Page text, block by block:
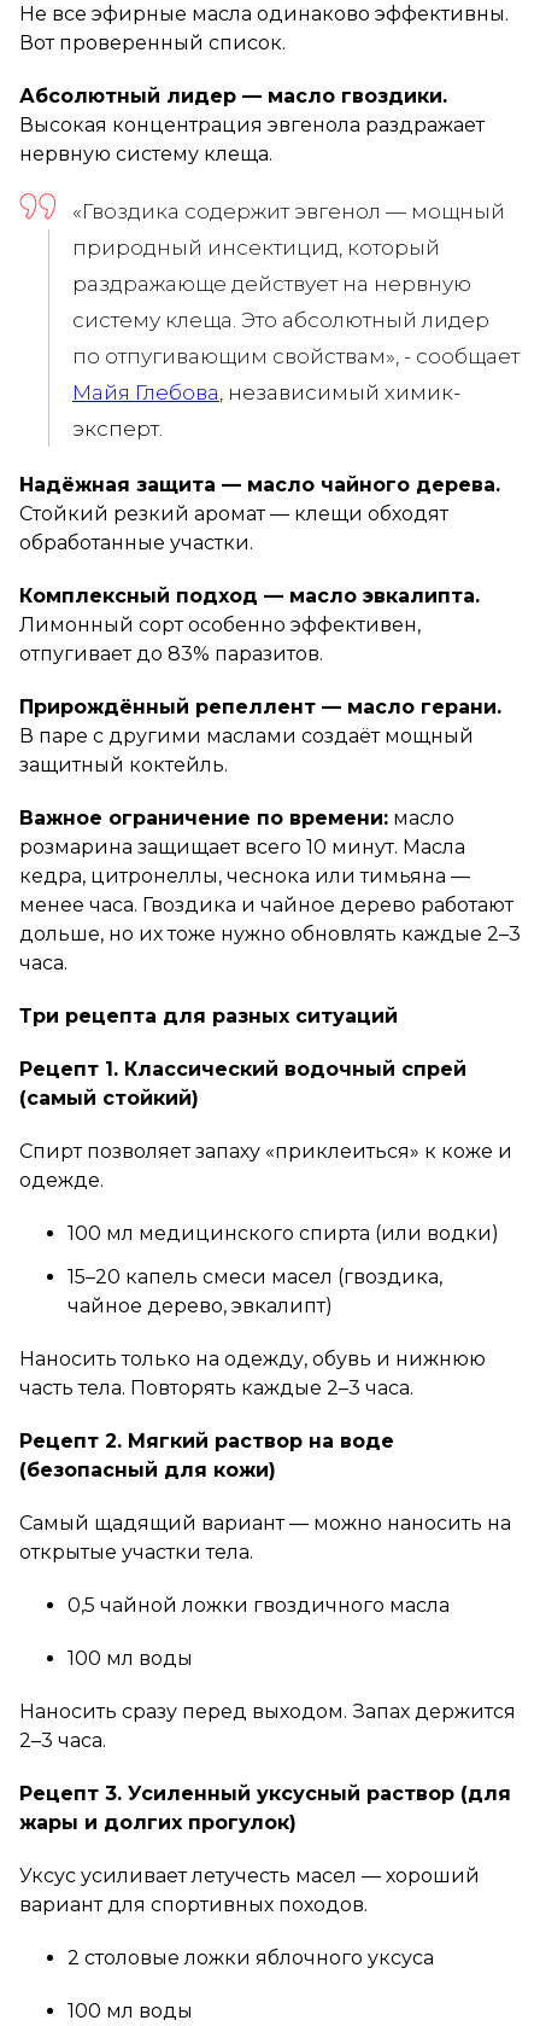
Не все эфирные масла одинаково эффективны.
Вот проверенный список.
Абсолютный лидер — масло гвоздики.
Высокая концентрация эвгенола раздражает
нервную систему клеща.
«Гвоздика содержит эвгенол — мощный
природный инсектицид, который
раздражающе действует на нервную
систему клеща. Это абсолютный лидер
по отпугивающим свойствам», - сообщает
Майя Глебова , независимый химик-
эксперт.
Надёжная защита — масло чайного дерева.
Стойкий резкий аромат — клещи обходят
обработанные участки.
Комплексный подход — масло эвкалипта.
Лимонный сорт особенно эффективен,
отпугивает до 83% паразитов.
Прирождённый репеллент — масло герани.
В паре с другими маслами создаёт мощный
защитный коктейль.
Важное ограничение по времени: масло
розмарина защищает всего 10 минут. Масла
кедра, цитронеллы, чеснока или тимьяна —
менее часа. Гвоздика и чайное дерево работают
дольше, но их тоже нужно обновлять каждые 2–3
часа.
Три рецепта для разных ситуаций
Рецепт 1. Классический водочный спрей
(самый стойкий)
Спирт позволяет запаху «приклеиться» к коже и
одежде.
100 мл медицинского спирта (или водки)
15–20 капель смеси масел (гвоздика,
чайное дерево, эвкалипт)
Наносить только на одежду, обувь и нижнюю
часть тела. Повторять каждые 2–3 часа.
Рецепт 2. Мягкий раствор на воде
(безопасный для кожи)
Самый щадящий вариант — можно наносить на
открытые участки тела.
0,5 чайной ложки гвоздичного масла
100 мл воды
Наносить сразу перед выходом. Запах держится
2–3 часа.
Рецепт 3. Усиленный уксусный раствор (для
жары и долгих прогулок)
Уксус усиливает летучесть масел — хороший
вариант для спортивных походов.
2 столовые ложки яблочного уксуса
100 мл воды